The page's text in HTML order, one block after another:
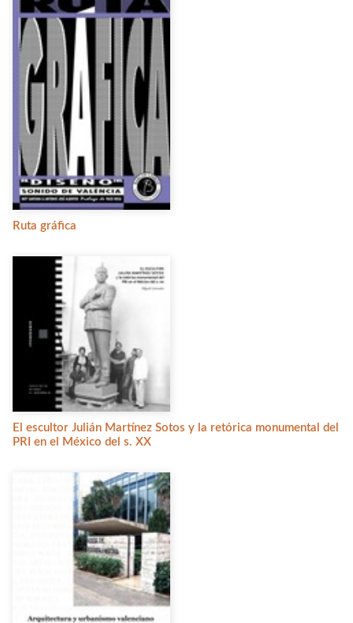
Ruta gráfica
El escultor Julián Martínez Sotos y la retórica monumental del
PRI en el México del s. XX